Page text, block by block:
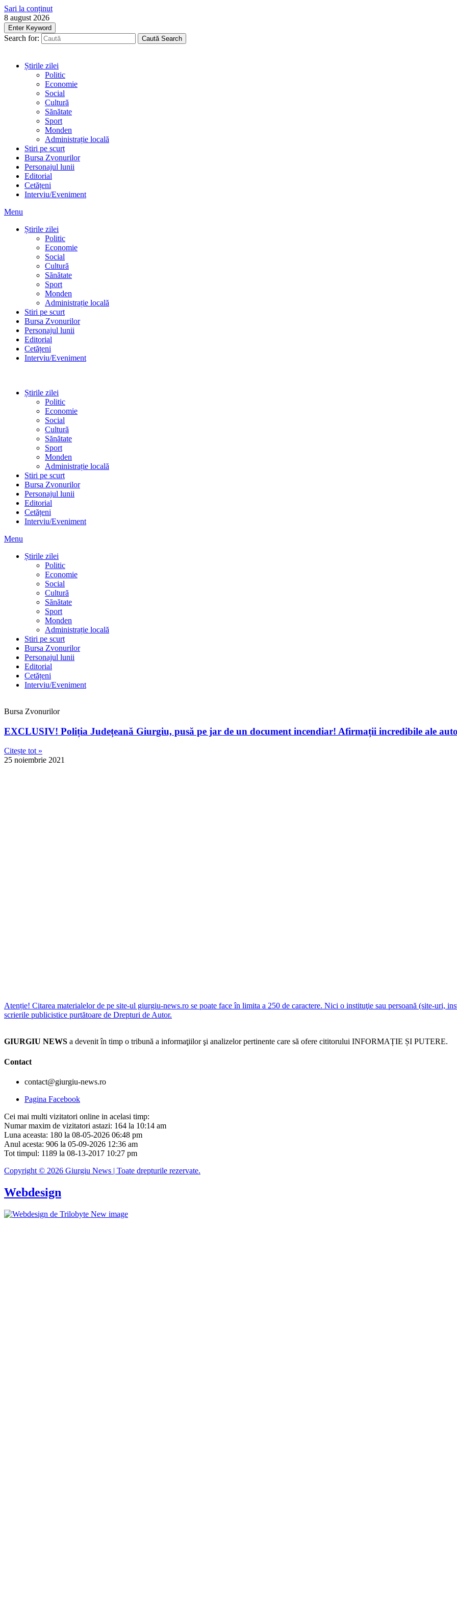
Sari la conținut
8 august 2026
Enter Keyword
Search for: Caută Search
Știrile zilei
Politic
Economie
Social
Cultură
Sănătate
Sport
Monden
Administrație locală
Stiri pe scurt
Bursa Zvonurilor
Personajul lunii
Editorial
Cetățeni
Interviu/Eveniment
Menu
Știrile zilei
Politic
Economie
Social
Cultură
Sănătate
Sport
Monden
Administrație locală
Stiri pe scurt
Bursa Zvonurilor
Personajul lunii
Editorial
Cetățeni
Interviu/Eveniment
Știrile zilei
Politic
Economie
Social
Cultură
Sănătate
Sport
Monden
Administrație locală
Stiri pe scurt
Bursa Zvonurilor
Personajul lunii
Editorial
Cetățeni
Interviu/Eveniment
Menu
Știrile zilei
Politic
Economie
Social
Cultură
Sănătate
Sport
Monden
Administrație locală
Stiri pe scurt
Bursa Zvonurilor
Personajul lunii
Editorial
Cetățeni
Interviu/Eveniment
Bursa Zvonurilor
EXCLUSIV! Poliția Județeană Giurgiu, pusă pe jar de un document incendiar! Afirmații incredibile ale
Citește tot »
25 noiembrie 2021
Atenție! Citarea materialelor de pe site-ul giurgiu-news.ro se poate face în limita a 250 de caractere. Nici o instituţie sau persoană (site-uri,
scrierile publicistice purtătoare de Drepturi de Autor.
GIURGIU NEWS a devenit în timp o tribună a informaţiilor şi analizelor pertinente care să ofere cititorului INFORMAȚIE ȘI PUTERE.
Contact
contact@giurgiu-news.ro
Pagina Facebook
Cei mai multi vizitatori online in acelasi timp:
Numar maxim de vizitatori astazi: 164 la 10:14 am
Luna aceasta: 180 la 08-05-2026 06:48 pm
Anul acesta: 906 la 05-09-2026 12:36 am
Tot timpul: 1189 la 08-13-2017 10:27 pm
Copyright © 2026 Giurgiu News | Toate drepturile rezervate.
Webdesign